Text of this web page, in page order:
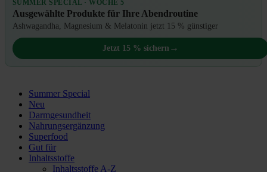
SUMMER SPECIAL · WOCHE 5
Ausgewählte Produkte für Ihre Abendroutine
Ashwagandha, Magnesium & Melatonin jetzt 15 % günstiger
Jetzt 15 % sichern →
Summer Special
Neu
Darmgesundheit
Nahrungsergänzung
Superfood
Gut für
Inhaltsstoffe
Inhaltsstoffe A-Z